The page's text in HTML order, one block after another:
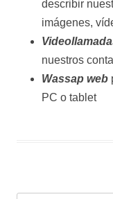
describir
imágenes,
nuestros
Wassap web
PC o tablet